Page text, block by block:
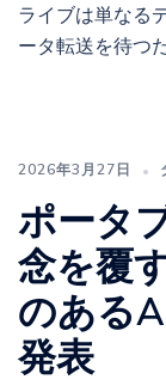
ライブは単なる
ータ転送を待つ
2026年3月27日
ポータ
念を覆
のある
発表